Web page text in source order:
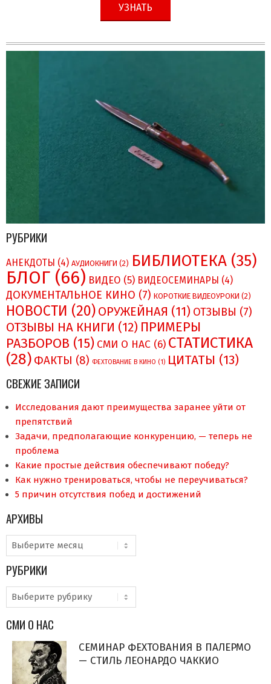
УЗНАТЬ
РУБРИКИ
АНЕКДОТЫ (4) АУДИОКНИГИ (2) БИБЛИОТЕКА (35)
БЛОГ (66) ВИДЕО (5) ВИДЕОСЕМИНАРЫ (4)
ДОКУМЕНТАЛЬНОЕ КИНО (7) КОРОТКИЕ ВИДЕОУРОКИ (2)
НОВОСТИ (20) ОРУЖЕЙНАЯ (11) ОТЗЫВЫ (7)
ОТЗЫВЫ НА КНИГИ (12) ПРИМЕРЫ
РАЗБОРОВ (15) СМИ О НAC (6) СТАТИСТИКА
(28) ФАКТЫ (8) ФЕХТОВАНИЕ В КИНО (1) ЦИТАТЫ (13)
СВЕЖИЕ ЗАПИСИ
Исследования дают преимущества заранее уйти от
препятствий
Задачи, предполагающие конкуренцию, — теперь не
проблема
Какие простые действия обеспечивают победу?
Как нужно тренироваться, чтобы не переучиваться?
5 причин отсутствия побед и достижений
АРХИВЫ
Архивы
РУБРИКИ
Рубрики
СМИ О НАС
СЕМИНАР ФЕХТОВАНИЯ В ПАЛЕРМО
— СТИЛЬ ЛЕОНАРДО ЧАККИО